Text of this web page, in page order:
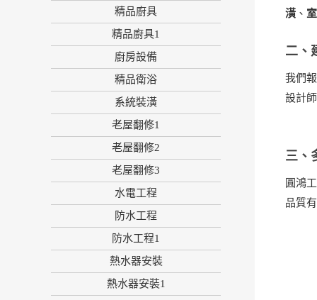
精品廚具
精品廚具1
廚房設備
精品衛浴
系統裝潢
老屋翻修1
老屋翻修2
老屋翻修3
水電工程
防水工程
防水工程1
熱水器安裝
熱水器安裝1
潢 、
二、
我們
設計
三、
圓鴻
品質